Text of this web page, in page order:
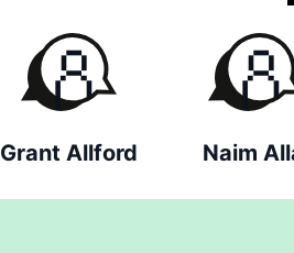
Grant Allford Naim